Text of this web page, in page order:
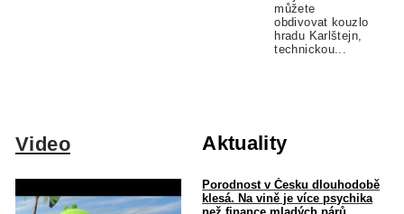
můžete
obdivovat kouzlo
hradu Karlštejn,
technickou...
Video Aktuality
Porodnost v Česku dlouhodobě
klesá. Na vině je více psychika